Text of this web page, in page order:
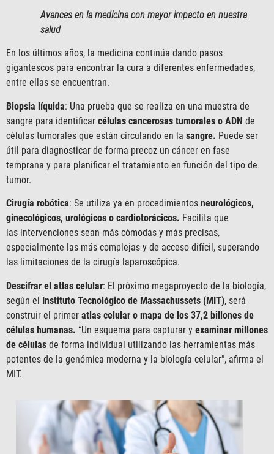
Avances en la medicina con mayor impacto en nuestra
salud
En los últimos años, la medicina continúa dando pasos
gigantescos para encontrar la cura a diferentes enfermedades,
entre ellas se encuentran.
Biopsia líquida: Una prueba que se realiza en una muestra de
sangre para identificar células cancerosas tumorales o ADN de
células tumorales que están circulando en la sangre. Puede ser
útil para diagnosticar de forma precoz un cáncer en fase
temprana y para planificar el tratamiento en función del tipo de
tumor.
Cirugía robótica: Se utiliza ya en procedimientos neurológicos,
ginecológicos, urológicos o cardiotorácicos. Facilita que
las intervenciones sean más cómodas y más precisas,
especialmente las más complejas y de acceso difícil, superando
las limitaciones de la cirugía laparoscópica.
Descifrar el atlas celular: El próximo megaproyecto de la biología,
según el Instituto Tecnológico de Massachussets (MIT), será
construir el primer atlas celular o mapa de los 37,2 billones de
células humanas. “Un esquema para capturar y examinar millones
de células de forma individual utilizando las herramientas más
potentes de la genómica moderna y la biología celular”, afirma el
MIT.